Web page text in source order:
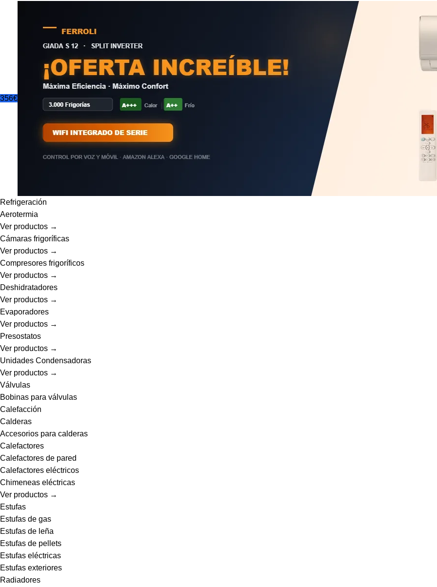
356€
Refrigeración
Aerotermia
Ver productos →
Cámaras frigoríficas
Ver productos →
Compresores frigoríficos
Ver productos →
Deshidratadores
Ver productos →
Evaporadores
Ver productos →
Presostatos
Ver productos →
Unidades Condensadoras
Ver productos →
Válvulas
Bobinas para válvulas
Calefacción
Calderas
Accesorios para calderas
Calefactores
Calefactores de pared
Calefactores eléctricos
Chimeneas eléctricas
Ver productos →
Estufas
Estufas de gas
Estufas de leña
Estufas de pellets
Estufas eléctricas
Estufas exteriores
Radiadores